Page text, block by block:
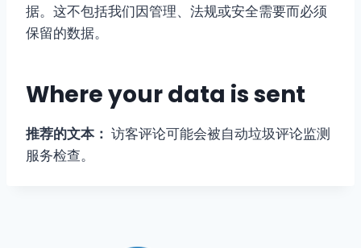
据。这不包括我们因管理、法规或安全需要而必须
保留的数据。
Where your data is sent
推荐的文本： 访客评论可能会被自动垃圾评论监测
服务检查。